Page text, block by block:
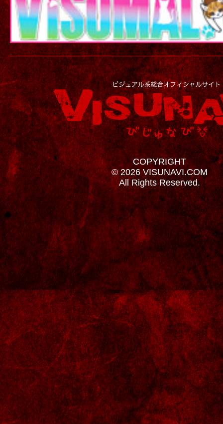
COPYRIGHT
© 2026 VISUNAVI.COM
All Rights Reserved.